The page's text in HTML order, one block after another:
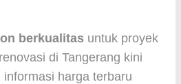
berkualitas untuk proyek
di Tangerang kini
informasi harga terbaru